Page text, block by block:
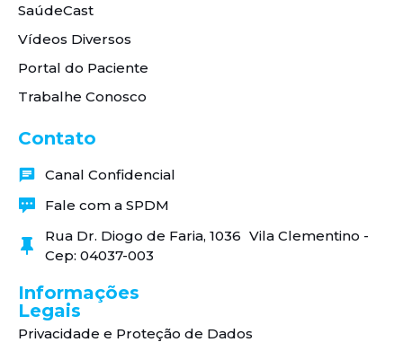
SaúdeCast
Vídeos Diversos
Portal do Paciente
Trabalhe Conosco
Contato
Canal Confidencial
Fale com a SPDM
Rua Dr. Diogo de Faria, 1036 Vila Clementino -
Cep: 04037-003
Informações
Legais
Privacidade e Proteção de Dados